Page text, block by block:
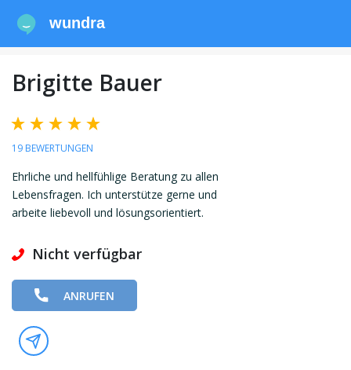
wundra
Brigitte Bauer
19 BEWERTUNGEN
Ehrliche und hellfühlige Beratung zu allen
Lebensfragen. Ich unterstütze gerne und
arbeite liebevoll und lösungsorientiert.
Nicht verfügbar
ANRUFEN